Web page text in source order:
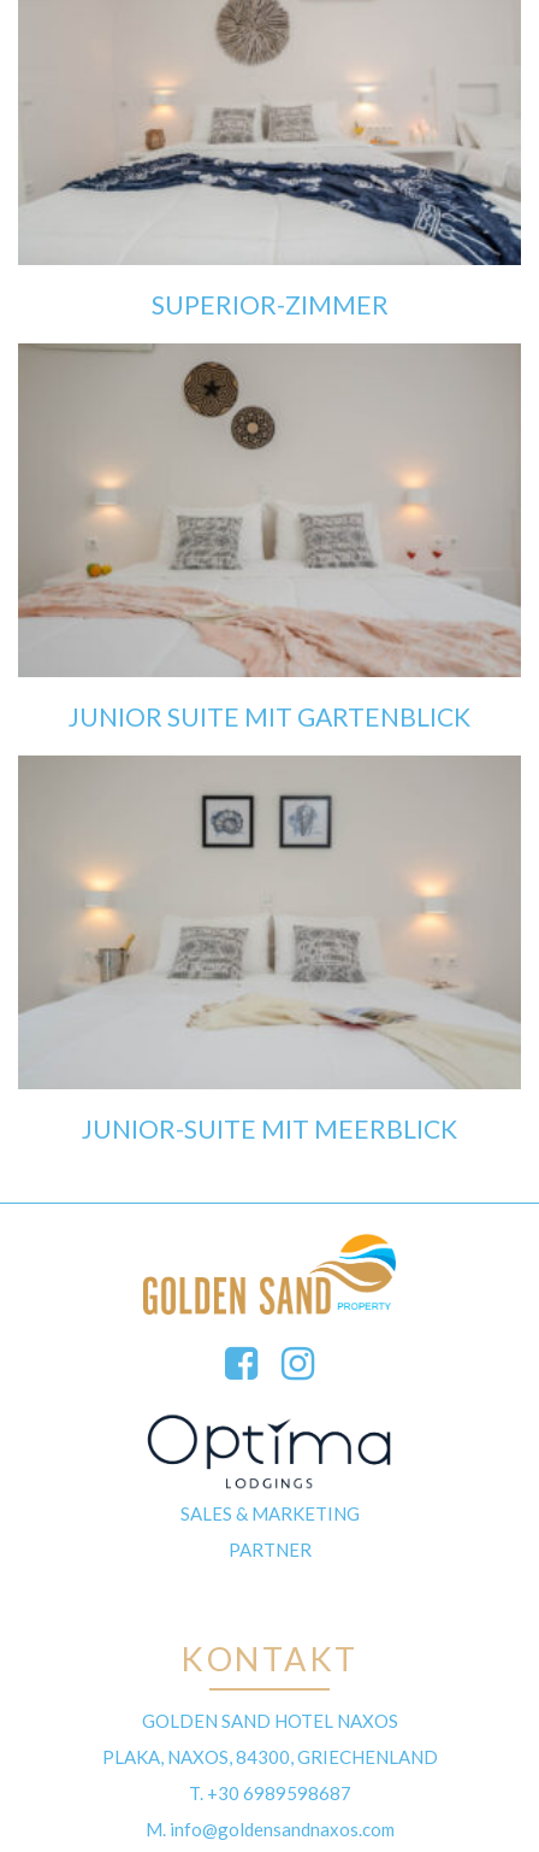
SUPERIOR-ZIMMER
JUNIOR SUITE MIT GARTENBLICK
JUNIOR-SUITE MIT MEERBLICK
SALES & MARKETING
PARTNER
KONTAKT
GOLDEN SAND HOTEL NAXOS
PLAKA, NAXOS, 84300, GRIECHENLAND
T. +30 6989598687
M. info@goldensandnaxos.com